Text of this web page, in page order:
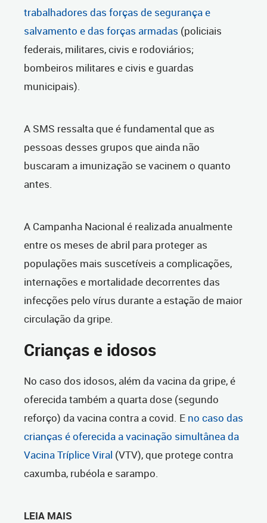
trabalhadores das forças de segurança e
salvamento e das forças armadas (policiais
federais, militares, civis e rodoviários;
bombeiros militares e civis e guardas
municipais).
A SMS ressalta que é fundamental que as
pessoas desses grupos que ainda não
buscaram a imunização se vacinem o quanto
antes.
A Campanha Nacional é realizada anualmente
entre os meses de abril para proteger as
populações mais suscetíveis a complicações,
internações e mortalidade decorrentes das
infecções pelo vírus durante a estação de maior
circulação da gripe.
Crianças e idosos
No caso dos idosos, além da vacina da gripe, é
oferecida também a quarta dose (segundo
reforço) da vacina contra a covid. E no caso das
crianças é oferecida a vacinação simultânea da
Vacina Tríplice Viral (VTV), que protege contra
caxumba, rubéola e sarampo.
LEIA MAIS